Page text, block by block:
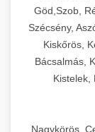
Göd,Szob,
Szécsény,
Kiskőrös,
Bácsalmás,
Kistelek,
Nagykörös,